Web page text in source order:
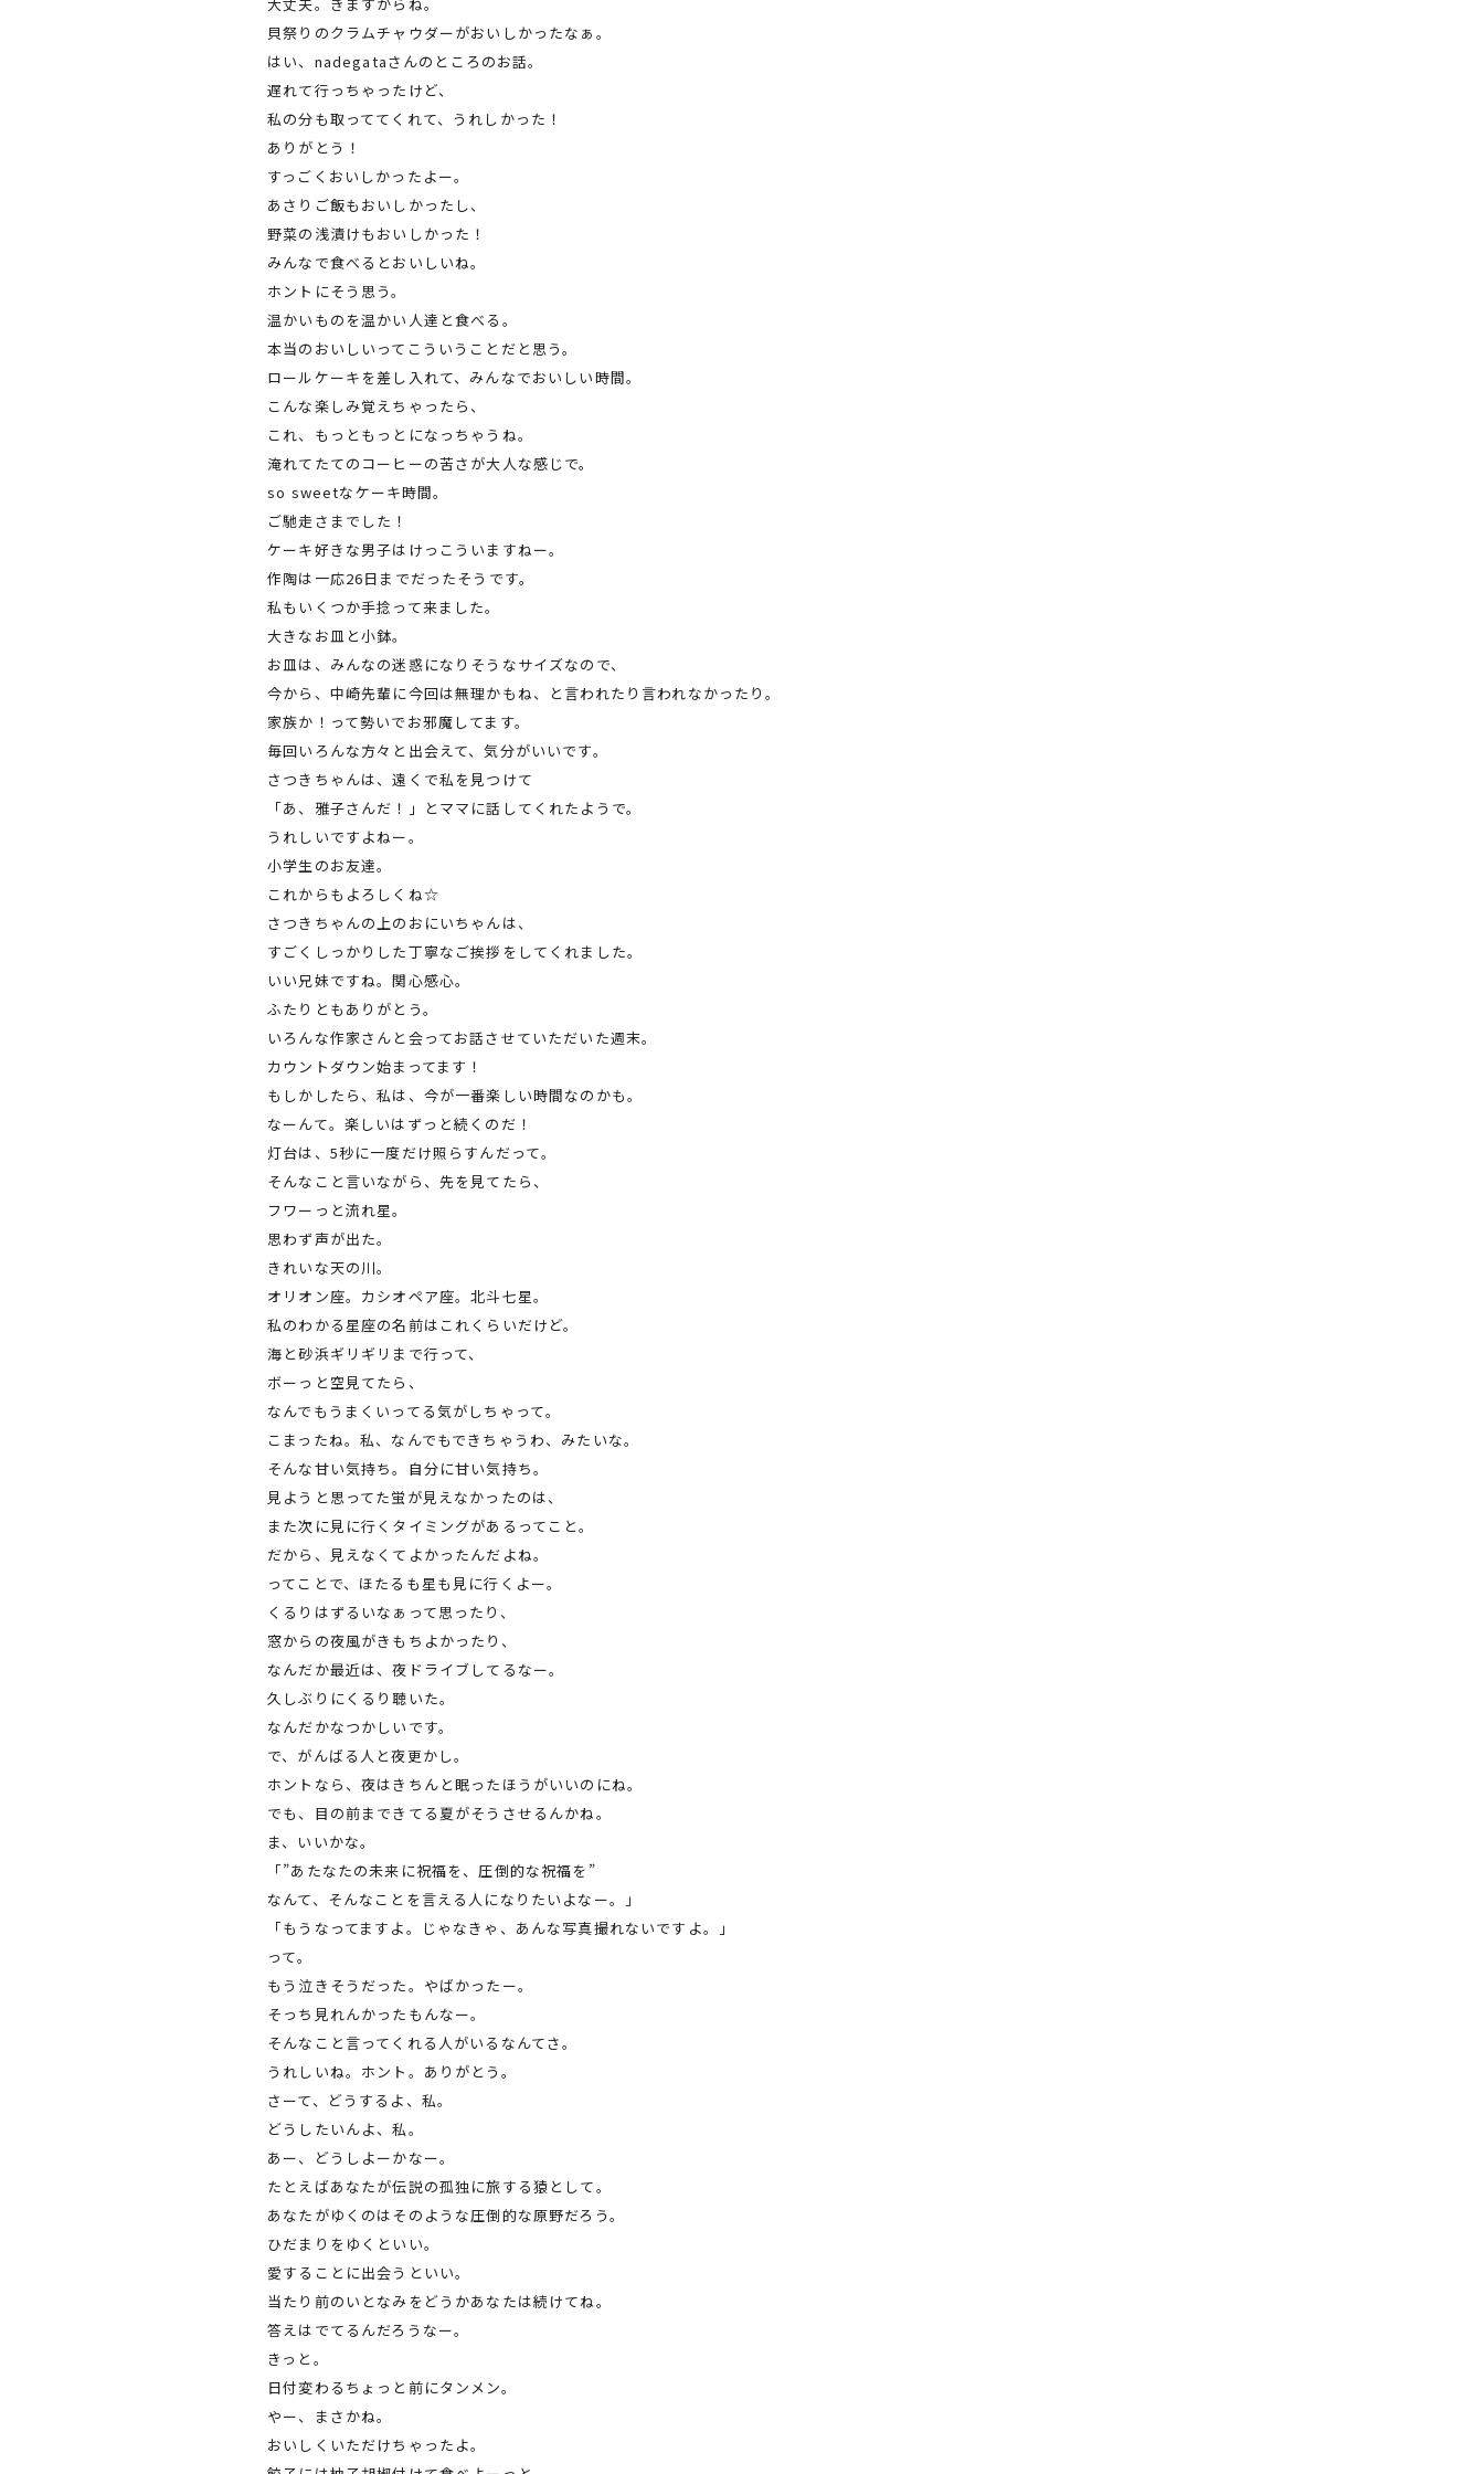
貝祭りのクラムチャウダーがおいしかったなぁ。
はい、nadegataさんのところのお話。
遅れて行っちゃったけど、
私の分も取っててくれて、うれしかった！
ありがとう！
すっごくおいしかったよー。
あさりご飯もおいしかったし、
野菜の浅漬けもおいしかった！
みんなで食べるとおいしいね。
ホントにそう思う。
温かいものを温かい人達と食べる。
本当のおいしいってこういうことだと思う。
ロールケーキを差し入れて、みんなでおいしい時間。
こんな楽しみ覚えちゃったら、
これ、もっともっとになっちゃうね。
淹れてたてのコーヒーの苦さが大人な感じで。
so sweetなケーキ時間。
ご馳走さまでした！
ケーキ好きな男子はけっこういますねー。
作陶は一応26日までだったそうです。
私もいくつか手捻って来ました。
大きなお皿と小鉢。
お皿は、みんなの迷惑になりそうなサイズなので、
今から、中崎先輩に今回は無理かもね、と言われたり言われなかったり。
家族か！って勢いでお邪魔してます。
毎回いろんな方々と出会えて、気分がいいです。
さつきちゃんは、遠くで私を見つけて
「あ、雅子さんだ！」とママに話してくれたようで。
うれしいですよねー。
小学生のお友達。
これからもよろしくね☆
さつきちゃんの上のおにいちゃんは、
すごくしっかりした丁寧なご挨拶をしてくれました。
いい兄妹ですね。関心感心。
ふたりともありがとう。
いろんな作家さんと会ってお話させていただいた週末。
カウントダウン始まってます！
もしかしたら、私は、今が一番楽しい時間なのかも。
なーんて。楽しいはずっと続くのだ！
灯台は、5秒に一度だけ照らすんだって。
そんなこと言いながら、先を見てたら、
フワーっと流れ星。
思わず声が出た。
きれいな天の川。
オリオン座。カシオペア座。北斗七星。
私のわかる星座の名前はこれくらいだけど。
海と砂浜ギリギリまで行って、
ボーっと空見てたら、
なんでもうまくいってる気がしちゃって。
こまったね。私、なんでもできちゃうわ、みたいな。
そんな甘い気持ち。自分に甘い気持ち。
見ようと思ってた蛍が見えなかったのは、
また次に見に行くタイミングがあるってこと。
だから、見えなくてよかったんだよね。
ってことで、ほたるも星も見に行くよー。
くるりはずるいなぁって思ったり、
窓からの夜風がきもちよかったり、
なんだか最近は、夜ドライブしてるなー。
久しぶりにくるり聴いた。
なんだかなつかしいです。
で、がんばる人と夜更かし。
ホントなら、夜はきちんと眠ったほうがいいのにね。
でも、目の前まできてる夏がそうさせるんかね。
ま、いいかな。
「”あたなたの未来に祝福を、圧倒的な祝福を”
なんて、そんなことを言える人になりたいよなー。」
「もうなってますよ。じゃなきゃ、あんな写真撮れないですよ。」
って。
もう泣きそうだった。やばかったー。
そっち見れんかったもんなー。
そんなこと言ってくれる人がいるなんてさ。
うれしいね。ホント。ありがとう。
さーて、どうするよ、私。
どうしたいんよ、私。
あー、どうしよーかなー。
たとえばあなたが伝説の孤独に旅する猿として。
あなたがゆくのはそのような圧倒的な原野だろう。
ひだまりをゆくといい。
愛することに出会うといい。
当たり前のいとなみをどうかあなたは続けてね。
答えはでてるんだろうなー。
きっと。
日付変わるちょっと前にタンメン。
やー、まさかね。
おいしくいただけちゃったよ。